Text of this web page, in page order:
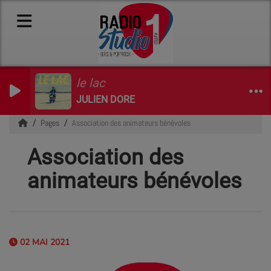
le lac
JULIEN DORE
Pages Association des animateurs bénévoles
Association des
animateurs bénévoles
02 MAI 2021